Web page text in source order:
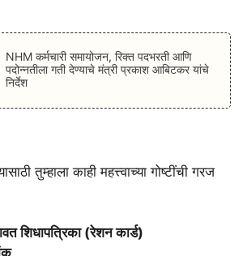
NHM कर्मचारी समायोजन, रिक्त पदभरती आणि
पदोन्नतीला गती देण्याचे मंत्री प्रकाश आबिटकर यांचे
निर्देश
तुम्हाला काही महत्त्वाच्या गोष्टींची गरज
शिधापत्रिका (रेशन कार्ड)